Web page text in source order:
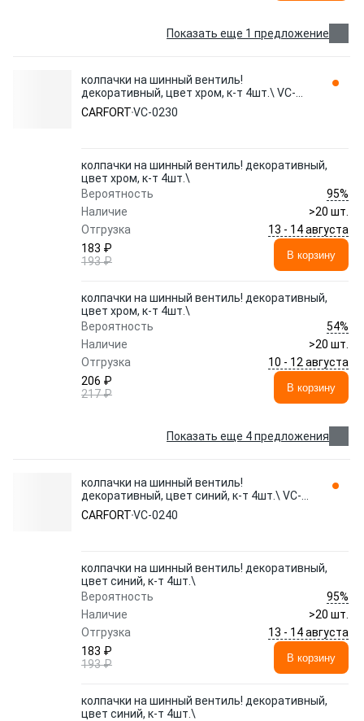
Показать еще 1 предложение
колпачки на шинный вентиль!
декоративный, цвет хром, к-т 4шт.\ VC-
0230 CARFORT
CARFORTVC-0230
колпачки на шинный вентиль! декоративный,
цвет хром, к-т 4шт.\
Вероятность
95%
Наличие
>20 шт.
Отгрузка
13 - 14 августа
183 ₽
193 ₽
В корзину
колпачки на шинный вентиль! декоративный,
цвет хром, к-т 4шт.\
Вероятность
54%
Наличие
>20 шт.
Отгрузка
10 - 12 августа
206 ₽
217 ₽
В корзину
Показать еще 4 предложения
колпачки на шинный вентиль!
декоративный, цвет синий, к-т 4шт.\ VC-
0240 CARFORT
CARFORTVC-0240
колпачки на шинный вентиль! декоративный,
цвет синий, к-т 4шт.\
Вероятность
95%
Наличие
>20 шт.
Отгрузка
13 - 14 августа
183 ₽
193 ₽
В корзину
колпачки на шинный вентиль! декоративный,
цвет синий, к-т 4шт.\